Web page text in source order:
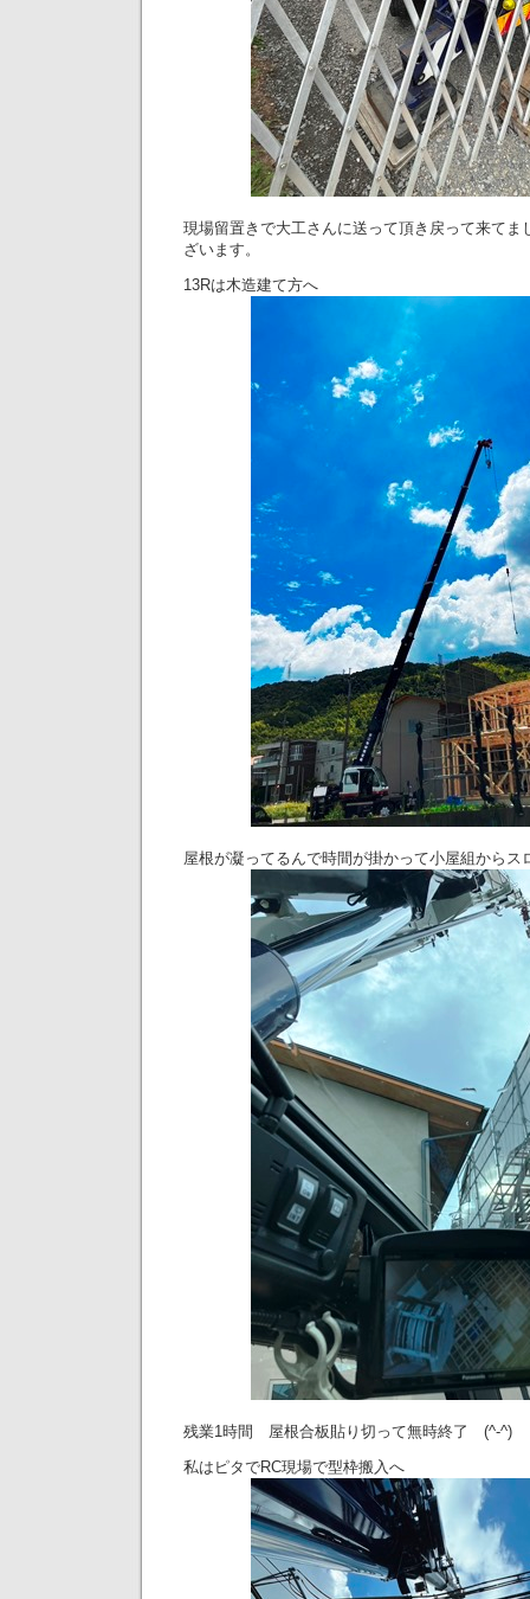
現場留置きで大工さんに送って頂き戻って来て
ざいます。
13Rは木造建て方へ
屋根が凝ってるんで時間が掛かって小屋組からス
残業1時間 屋根合板貼り切って無時終了 (^-^)
私はピタでRC現場で型枠搬入へ